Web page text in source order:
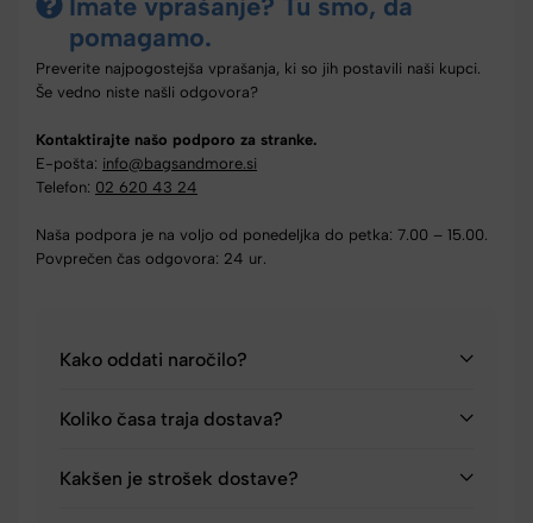
Imate vprašanje? Tu smo, da
pomagamo.
Preverite najpogostejša vprašanja, ki so jih postavili naši kupci.
Še vedno niste našli odgovora?
Kontaktirajte našo podporo za stranke.
E-pošta: info@bagsandmore.si
Telefon: 02 620 43 24
Naša podpora je na voljo od ponedeljka do petka: 7.00 – 15.00.
Povprečen čas odgovora: 24 ur.
Kako oddati naročilo?
Koliko časa traja dostava?
Kakšen je strošek dostave?